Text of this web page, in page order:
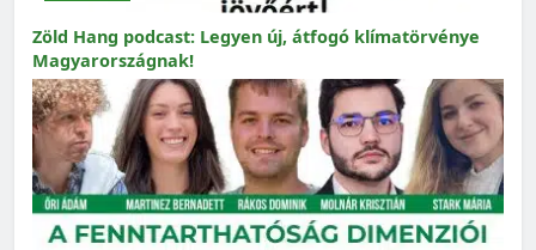
Zöld Hang podcast: Legyen új, átfogó klímatörvénye
Magyarországnak!